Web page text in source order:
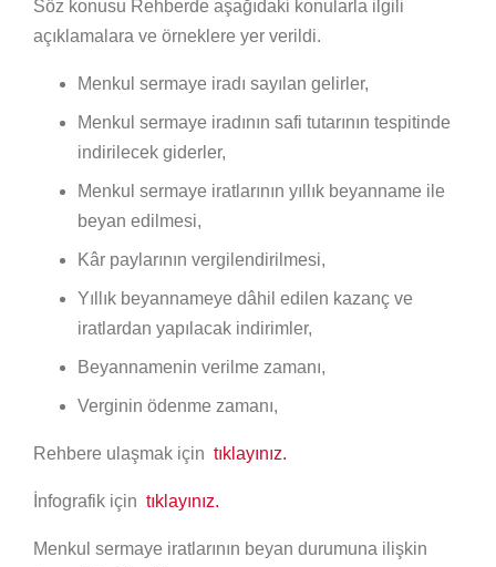
Söz konusu Rehberde aşağıdaki konularla ilgili
açıklamalara ve örneklere yer verildi.
Menkul sermaye iradı sayılan gelirler,
Menkul sermaye iradının safi tutarının tespitinde
indirilecek giderler,
Menkul sermaye iratlarının yıllık beyanname ile
beyan edilmesi,
Kâr paylarının vergilendirilmesi,
Yıllık beyannameye dâhil edilen kazanç ve
iratlardan yapılacak indirimler,
Beyannamenin verilme zamanı,
Verginin ödenme zamanı,
Rehbere ulaşmak için tıklayınız.
İnfografik için tıklayınız.
Menkul sermaye iratlarının beyan durumuna ilişkin